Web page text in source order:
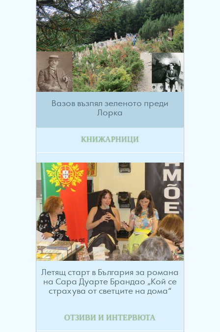
Вазов възпял зеленото преди
Лорка
КНИЖАРНИЦИ
Летящ старт в България за романа
на Сара Дуарте Брандао „Кой се
страхува от светците на дома“
ОТЗИВИ И ИНТЕРВЮТА